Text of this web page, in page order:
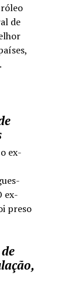
de
ex-
ex-
preso